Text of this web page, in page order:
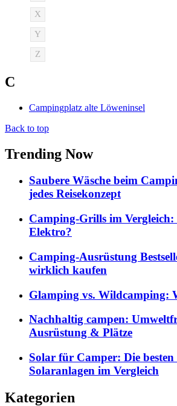
X
Y
Z
C
Campingplatz alte Löweninsel
Back to top
Trending Now
Saubere Wäsche beim
jedes Reisekonzept
Camping-Grills im Vergleich:
Elektro?
Camping-Ausrüstung
wirklich kaufen
Glamping vs. Wildcamping:
Nachhaltig campen:
Ausrüstung & Plätze
Solar für Camper: Die
Solaranlagen im Vergleich
Kategorien